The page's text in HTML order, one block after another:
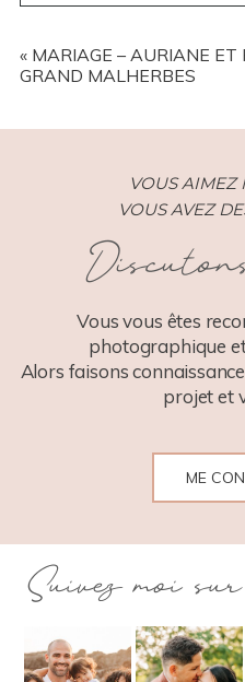
REQUIRED FIELDS ARE
POST COMMENT
« MARIAGE – AURIANE
GRAND MALHERBES
VOUS AIMEZ
VOUS AVEZ
Vous vous êtes
photographique
Alors faisons
projet et
ME
Suivez moi